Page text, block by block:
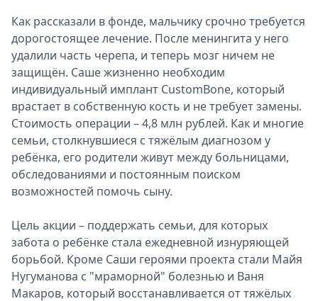
Как рассказали в фонде, мальчику срочно требуется
дорогостоящее лечение. После менингита у него
удалили часть черепа, и теперь мозг ничем не
защищён. Саше жизненно необходим
индивидуальный имплант CustomBone, который
врастает в собственную кость и не требует замены.
Стоимость операции – 4,8 млн рублей. Как и многие
семьи, столкнувшиеся с тяжёлым диагнозом у
ребёнка, его родители живут между больницами,
обследованиями и постоянным поиском
возможностей помочь сыну.
Цель акции – поддержать семьи, для которых
забота о ребёнке стала ежедневной изнуряющей
борьбой. Кроме Саши героями проекта стали Майя
Нугуманова с "мраморной" болезнью и Ваня
Макаров, который восстанавливается от тяжёлых